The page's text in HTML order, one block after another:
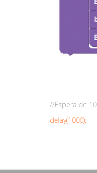
//Espera de
delay(1000);